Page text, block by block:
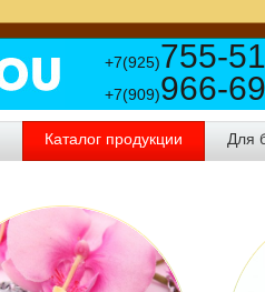
+7(925)755-
+7(909)966-
Каталог продукции Для